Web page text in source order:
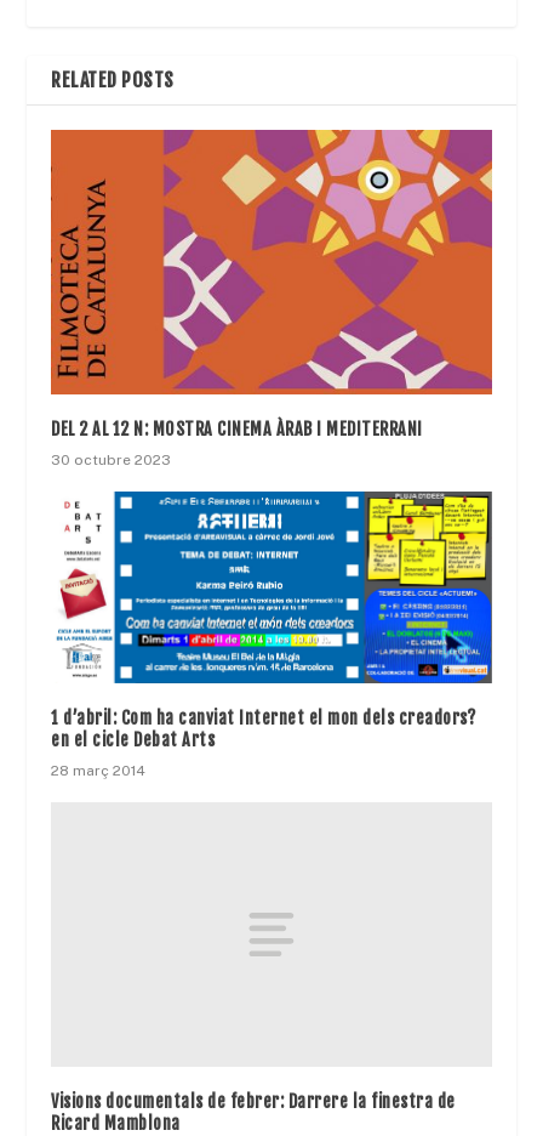
RELATED POSTS
DEL 2 AL 12 N: MOSTRA CINEMA ÀRAB I MEDITERRANI
30 octubre 2023
1 d’abril: Com ha canviat Internet el mon dels creadors?
en el cicle Debat Arts
28 març 2014
Visions documentals de febrer: Darrere la finestra de
Ricard Mamblona